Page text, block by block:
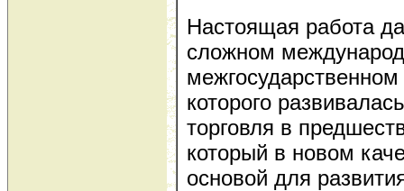
Настоящая работа
сложном
которого
торговля в
который в новом
основой для